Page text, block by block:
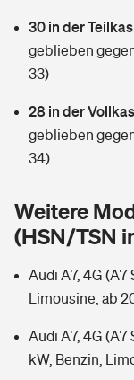
Sie haben Fragen?
Zur Übersicht
Tools
Wer versichert
Sie haben Fragen?
Hundehalter-
Handyversicherung
Zur Übersicht
Tools
Wer versichert
Sie haben Fragen?
Rentenrechner:
30 in der
geblieben
33)
28 in der
geblieben
34)
Weitere
(HSN/TSN
Audi A7, 4G (A7
Limousine, ab
Audi A7, 4G (A7
kW, Benzin,